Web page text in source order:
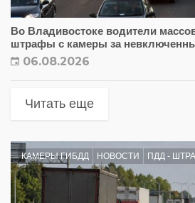
Во Владивостоке водители
штрафы с камеры за
06.08.2026
Читать еще
КАМЕРЫ ГИБДД НОВОСТИ ПДД -